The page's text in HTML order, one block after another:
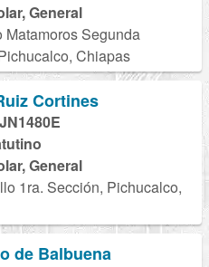
General
Matamoros Segunda
Chiapas
Cortines
General
1ra. Sección, Pichucalco,
de Balbuena